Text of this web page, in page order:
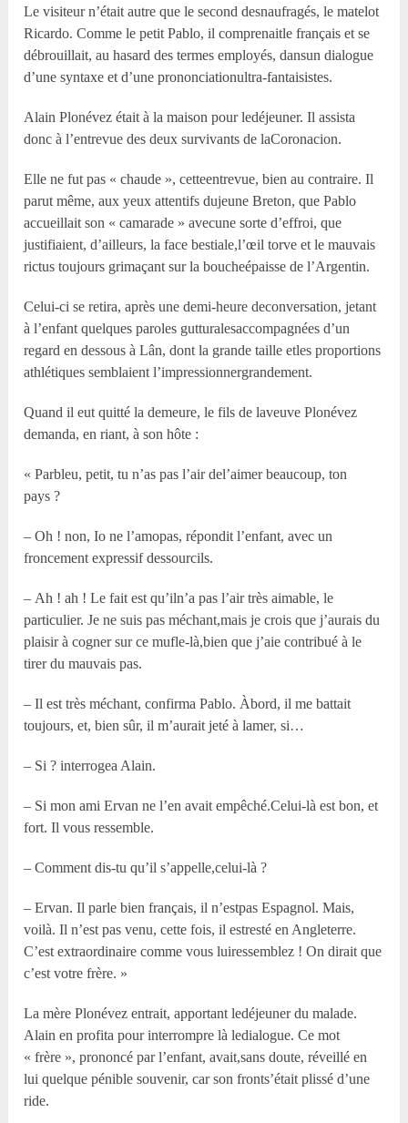
Le visiteur n’était autre que le second desnaufragés, le matelot
Ricardo. Comme le petit Pablo, il comprenaitle français et se
débrouillait, au hasard des termes employés, dansun dialogue
d’une syntaxe et d’une prononciationultra-fantaisistes.
Alain Plonévez était à la maison pour ledéjeuner. Il assista
donc à l’entrevue des deux survivants de laCoronacion.
Elle ne fut pas « chaude », cetteentrevue, bien au contraire. Il
parut même, aux yeux attentifs dujeune Breton, que Pablo
accueillait son « camarade » avecune sorte d’effroi, que
justifiaient, d’ailleurs, la face bestiale,l’œil torve et le mauvais
rictus toujours grimaçant sur la boucheépaisse de l’Argentin.
Celui-ci se retira, après une demi-heure deconversation, jetant
à l’enfant quelques paroles gutturalesaccompagnées d’un
regard en dessous à Lân, dont la grande taille etles proportions
athlétiques semblaient l’impressionnergrandement.
Quand il eut quitté la demeure, le fils de laveuve Plonévez
demanda, en riant, à son hôte :
« Parbleu, petit, tu n’as pas l’air del’aimer beaucoup, ton
pays ?
– Oh ! non, Io ne l’amopas, répondit l’enfant, avec un
froncement expressif dessourcils.
– Ah ! ah ! Le fait est qu’iln’a pas l’air très aimable, le
particulier. Je ne suis pas méchant,mais je crois que j’aurais du
plaisir à cogner sur ce mufle-là,bien que j’aie contribué à le
tirer du mauvais pas.
– Il est très méchant, confirma Pablo. Àbord, il me battait
toujours, et, bien sûr, il m’aurait jeté à lamer, si…
– Si ? interrogea Alain.
– Si mon ami Ervan ne l’en avait empêché.Celui-là est bon, et
fort. Il vous ressemble.
– Comment dis-tu qu’il s’appelle,celui-là ?
– Ervan. Il parle bien français, il n’estpas Espagnol. Mais,
voilà. Il n’est pas venu, cette fois, il estresté en Angleterre.
C’est extraordinaire comme vous luiressemblez ! On dirait que
c’est votre frère. »
La mère Plonévez entrait, apportant ledéjeuner du malade.
Alain en profita pour interrompre là ledialogue. Ce mot
« frère », prononcé par l’enfant, avait,sans doute, réveillé en
lui quelque pénible souvenir, car son fronts’était plissé d’une
ride.